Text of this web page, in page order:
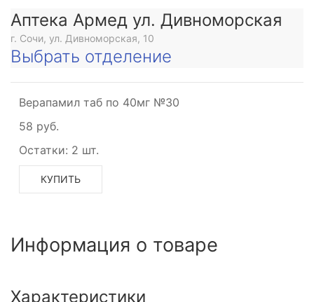
Аптека Армед ул. Дивноморская
г. Сочи, ул. Дивноморская, 10
Выбрать отделение
Верапамил таб по 40мг №30
58 руб.
Остатки: 2 шт.
КУПИТЬ
Информация о товаре
Характеристики